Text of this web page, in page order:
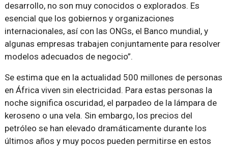
desarrollo, no son muy conocidos o explorados. Es
esencial que los gobiernos y organizaciones
internacionales, así con las ONGs, el Banco mundial, y
algunas empresas trabajen conjuntamente para resolver
modelos adecuados de negocio”.
Se estima que en la actualidad 500 millones de personas
en África viven sin electricidad. Para estas personas la
noche significa oscuridad, el parpadeo de la lámpara de
keroseno o una vela. Sin embargo, los precios del
petróleo se han elevado dramáticamente durante los
últimos años y muy pocos pueden permitirse en estos